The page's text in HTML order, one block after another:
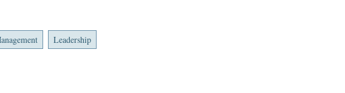
Leadership